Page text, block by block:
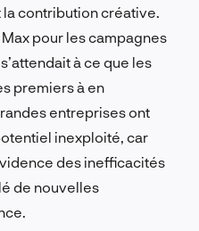
contribution créative.
pour les campagnes
à ce que les
premiers à en
entreprises ont
inexploité, car
des inefficacités
de nouvelles